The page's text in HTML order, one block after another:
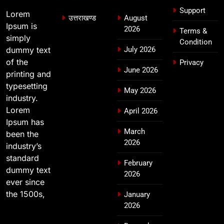
Lorem
Ipsum is
simply
dummy text
of the
printing and
typesetting
industry.
Lorem
Ipsum has
been the
industry’s
standard
dummy text
ever since
the 1500s,
उत्तराखण्ड
August
2026
July 2026
June 2026
May 2026
April 2026
March
2026
February
2026
January
2026
Support
Terms &
Condition
Privacy